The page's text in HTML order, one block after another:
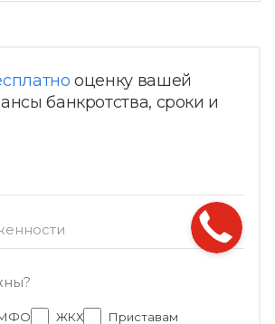
оценку вашей
банкротства, сроки и
ЖКХ
Приставам